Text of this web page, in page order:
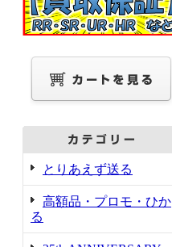
とりあえず送る
高額品・プロモ・ひか
る